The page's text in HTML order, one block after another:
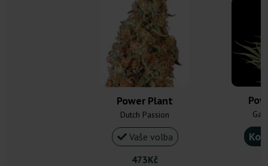
Power Plant
Dutch Passion
Vaše volba
473Kč